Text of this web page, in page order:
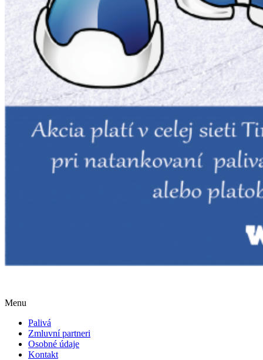
Menu
Palivá
Zmluvní partneri
Osobné údaje
Kontakt